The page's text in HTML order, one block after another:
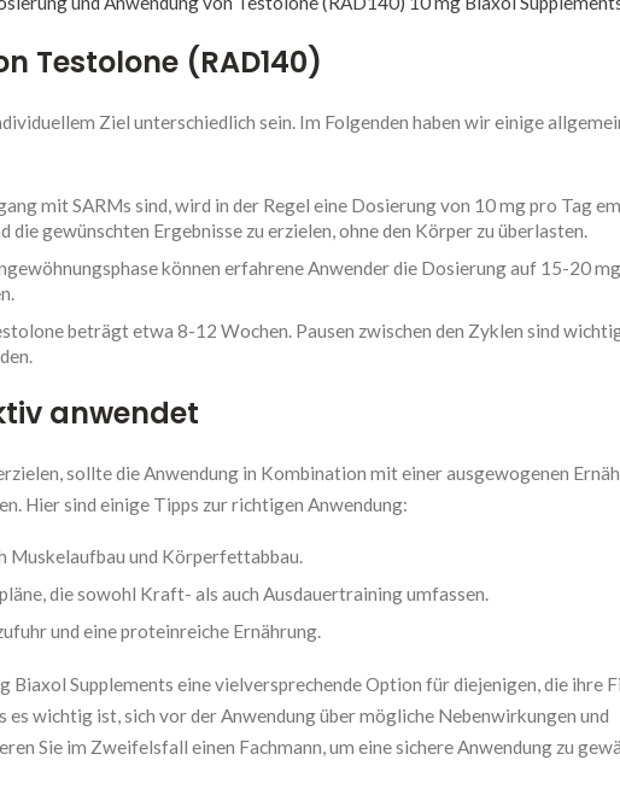
Testolone (RAD140)
Ziel unterschiedlich sein. Im Folgenden haben wir einige
mit SARMs sind, wird in der Regel eine Dosierung von 10 mg pro Tag
gewünschten Ergebnisse zu erzielen, ohne den Körper zu überlasten.
können erfahrene Anwender die Dosierung auf 15-20
beträgt etwa 8-12 Wochen. Pausen zwischen den Zyklen sind
anwendet
sollte die Anwendung in Kombination mit einer ausgewogenen
Hier sind einige Tipps zur richtigen Anwendung:
Muskelaufbau und Körperfettabbau.
die sowohl Kraft- als auch Ausdauertraining umfassen.
und eine proteinreiche Ernährung.
Supplements eine vielversprechende Option für diejenigen, die ihre
es wichtig ist, sich vor der Anwendung über mögliche Nebenwirkungen und
Sie im Zweifelsfall einen Fachmann, um eine sichere Anwendung zu